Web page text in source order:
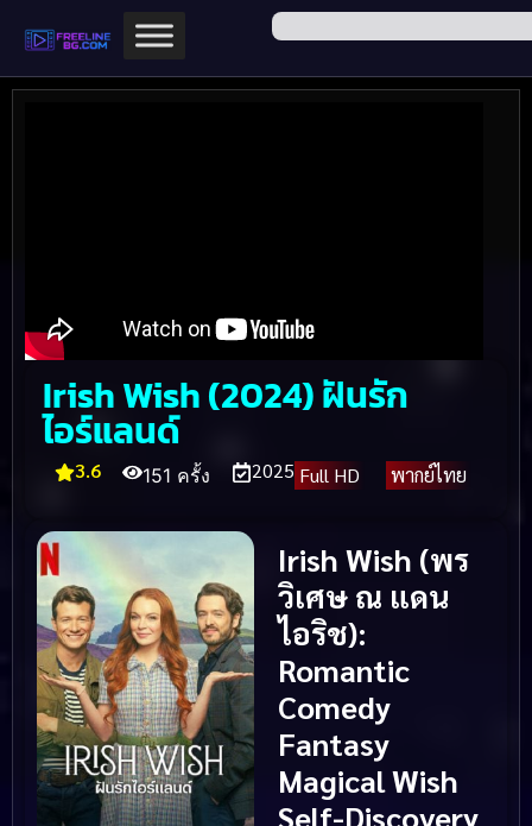
Irish Wish (2024) ฝันรัก
ไอร์แลนด์
3.6 151 ครั้ง 2025 Full HD พากย์ไทย
Irish Wish (พร
วิเศษ ณ แดน
ไอริช):
Romantic
Comedy
Fantasy
Magical Wish
Self-Discovery